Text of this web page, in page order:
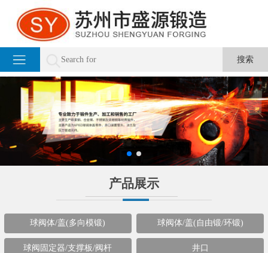
产品展示
球阀体/盖(多向模锻) 球阀体/盖(自由锻/环锻)
球阀固定器/支撑板/阀杆 井口